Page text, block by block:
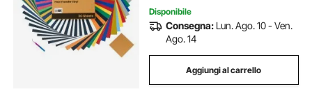
Disponibile
Consegna: Lun. Ago. 10 - Ven.
Ago. 14
Aggiungi al carrello